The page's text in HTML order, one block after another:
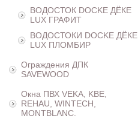
ВОДОСТОК DOCKE ДЁКЕ
LUX ГРАФИТ
ВОДОСТОКИ DOCKE ДЁКЕ
LUX ПЛОМБИР
Ограждения ДПК
SAVEWOOD
Окна ПВХ VEKA, KBE,
REHAU, WINTECH,
MONTBLANC.